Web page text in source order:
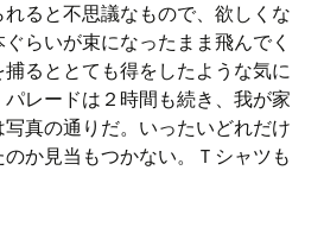
ると不思議なもので、欲しくな
らいが束になったまま飛んでく
るととても得をしたような気に
レードは２時間も続き、我が家
写真の通りだ。いったいどれだけ
か見当もつかない。Ｔシャツも